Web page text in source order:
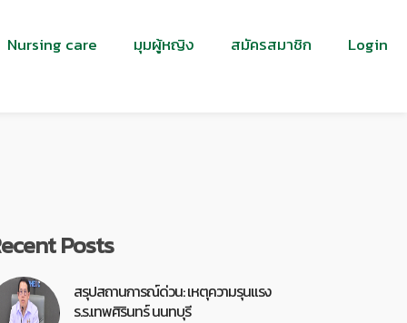
Nursing care มุมผู้หญิง สมัครสมาชิก Login
Posts
สรุปสถานการณ์ด่วน: เหตุความรุนแรง
ร.ร.เทพศิรินทร์ นนทบุรี